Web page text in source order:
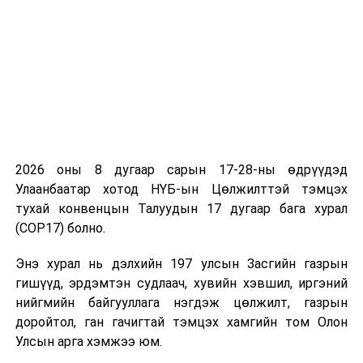
үйлдвэрлэл, нийтийн үзвэр үйлчилгээний газруудын
үйл ажиллагааг 2020 оны 09 дүгээр сарын 16-ны
өдрөөс мөн хэвийн горимд шилжүүллээ. Цар тахлаас
урьдчилан сэргийлээх, ариутгал
халдваргүйжүүлэлтийг заавар зөвлөмжийн дагуу
тухайн засаг захиргаа нутаг дэвсгэрийн хэмжээнд
тогтмол зохион байгуулж, мэргэжлийн
байгууллагуудтай хамтран хяналт тавьж ажиллахыг
аймаг нийслэлийн Засаг дарга нарт үүрэг болголоо.
Харин агаарын болон, автотээврийн төмөр замын
2026 оны 8 дугаар сарын 17-28-ны өдрүүдэд
Улаанбаатар хотод НҮБ-ын Цөлжилттэй тэмцэх
тухай конвенцын Талуудын 17 дугаар бага хурал
(COP17) болно.
Энэ хурал нь дэлхийн 197 улсын Засгийн газрын
гишүүд, эрдэмтэн судлаач, хувийн хэвшил, иргэний
нийгмийн байгууллага нэгдэж цөлжилт, газрын
доройтол, ган гачигтай тэмцэх хамгийн том Олон
Улсын арга хэмжээ юм.